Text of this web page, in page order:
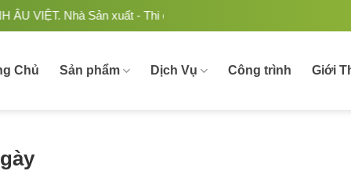
- Thi công Nhôm kính uy tín, chất lượng tại Việt Nam.
Chủ Sản phẩm Dịch Vụ Công trình Giới